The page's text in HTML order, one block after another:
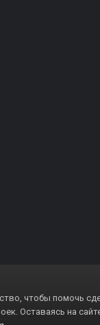
чтобы помочь
Оставаясь на